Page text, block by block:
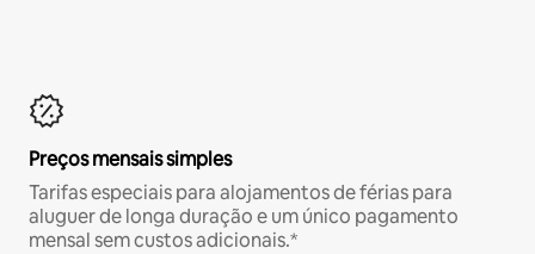
Preços mensais simples
Tarifas especiais para alojamentos de férias para
aluguer de longa duração e um único pagamento
mensal sem custos adicionais.*